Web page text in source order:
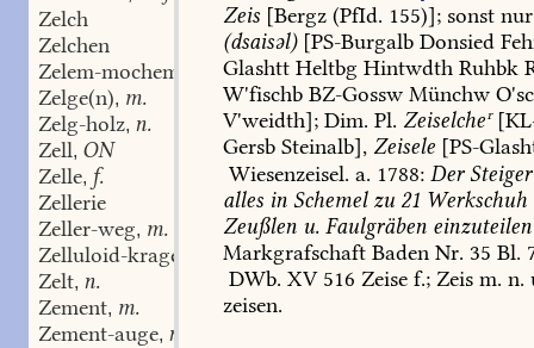
Zelch
Zelchen
Zelem-mochem
Zelge(n), m.
Zelg-holz, n.
Zell, ON
Zelle, f.
Zellerie
Zeller-weg, m.
Zelluloid-kragen
m.
Zelt, n.
Zement, m.
Zement-auge, n.
Zeis [Bergz (PfId. 155)]; sonst nur
(dsaisəl)[PS-Burgalb Donsied
Glashtt Heltbg Hintwdth Ruhbk
W'fischb BZ-Gossw Münchw
V'weidth]; Dim. Pl. Zeiselcheʳ[
Gersb Steinalb], Zeisele [PS-
Wiesenzeisel. a. 1788: DerSteiger
alles in Schemelzu 21 Werkschuh
Zeußlen u. Faulgräben einzuteilen
Markgrafschaft Baden Nr. 35 Bl.
DWb. XV516 Zeise f.; Zeis m. n.
zeisen.